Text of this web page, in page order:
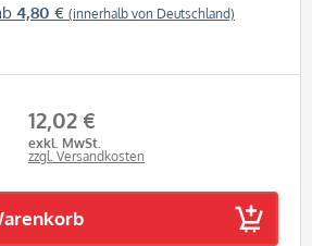
4,80 € (innerhalb von Deutschland)
12,02 €
exkl. MwSt.
zzgl. Versandkosten